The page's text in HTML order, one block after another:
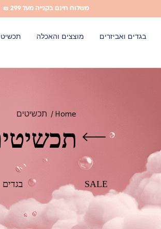
משלוח חינם בקנייה מעל 299 ₪
בגדים ואביזרים מוצצים והאכלה
Home תכשיטים
SALE בגדים